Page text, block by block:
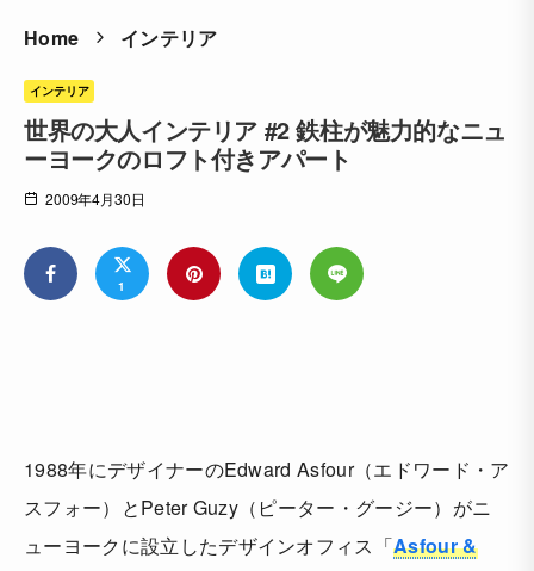
Home インテリア
インテリア
世界の大人インテリア #2 鉄柱が魅力的なニュ
ーヨークのロフト付きアパート
2009年4月30日
1
1988年にデザイナーのEdward Asfour（エドワード・ア
スフォー）とPeter Guzy（ピーター・グージー）がニ
ューヨークに設立したデザインオフィス「Asfour &